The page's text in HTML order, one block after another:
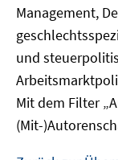
Management,
und
Mit dem Filter
(Mit-